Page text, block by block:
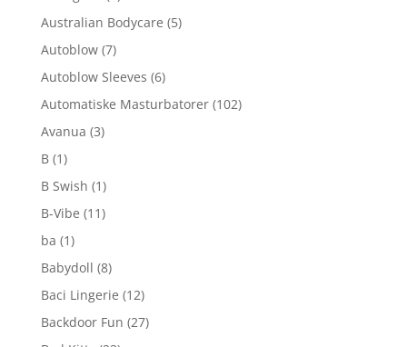
Australian Bodycare (5)
Autoblow (7)
Autoblow Sleeves (6)
Automatiske Masturbatorer (102)
Avanua (3)
B (1)
B Swish (1)
B-Vibe (11)
ba (1)
Babydoll (8)
Baci Lingerie (12)
Backdoor Fun (27)